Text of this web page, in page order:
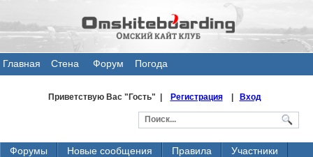
Главная
Стена
Форум Погода
Приветствую Вас"Гость" | Регистрация| Вход
Форумы Новые сообщения Правила
Участники